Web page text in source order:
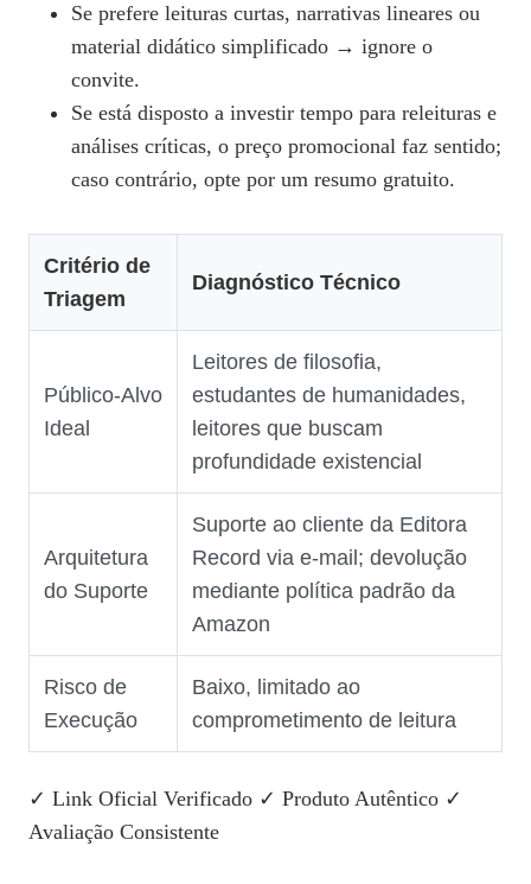
Se prefere leituras curtas, narrativas lineares ou
material didático simplificado → ignore o
convite.
Se está disposto a investir tempo para releituras e
análises críticas, o preço promocional faz sentido;
caso contrário, opte por um resumo gratuito.
Critério de
Triagem
Diagnóstico Técnico
Público‑Alvo
Ideal
Leitores de filosofia,
estudantes de humanidades,
leitores que buscam
profundidade existencial
Arquitetura
do Suporte
Suporte ao cliente da Editora
Record via e‑mail; devolução
mediante política padrão da
Amazon
Risco de
Execução
Baixo, limitado ao
comprometimento de leitura
✓ Link Oficial Verificado ✓ Produto Autêntico ✓
Avaliação Consistente